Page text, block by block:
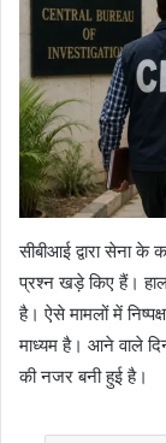
सीबीआई द्वारा सेना के
प्रश्न खड़े किए हैं।
है। ऐसे मामलों में
माध्यम है। आने वाले
की नजर बनी हुई है।